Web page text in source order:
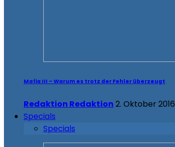
Mafia III – Warum es trotz der Fehler überzeugt
Redaktion Redaktion 2. Oktober 2016
Specials
Specials